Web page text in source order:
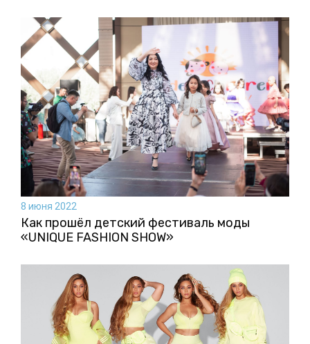
8 июня 2022
Как прошёл детский фестиваль моды
«UNIQUE FASHION SHOW»